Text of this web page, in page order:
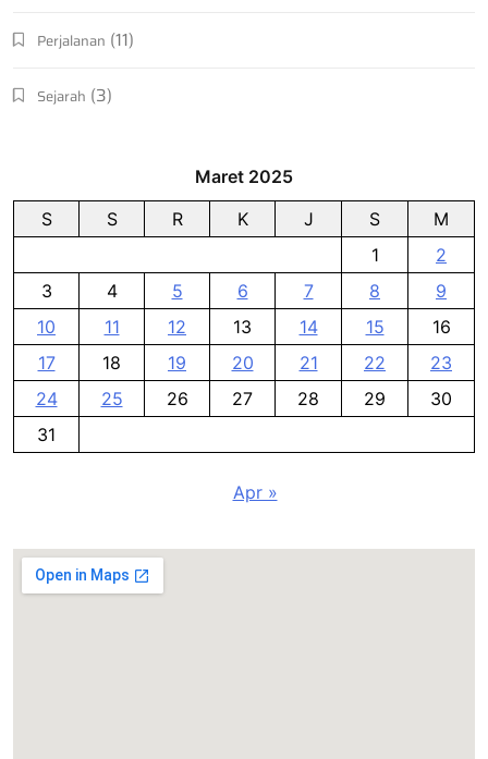
Perjalanan (11)
Sejarah (3)
Maret 2025
S
S R K J S
M
1
2
3
4 5 6 7 8
9
10
11 12 13 14 15
16
17
18 19 20 21 22
23
24
25 26 27 28 29
30
31
Apr »